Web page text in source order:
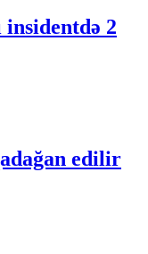
insidentdə 2
edilir